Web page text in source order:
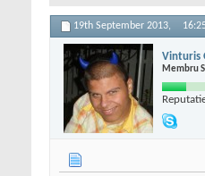
19th September 2013,
Vinturis
Membru